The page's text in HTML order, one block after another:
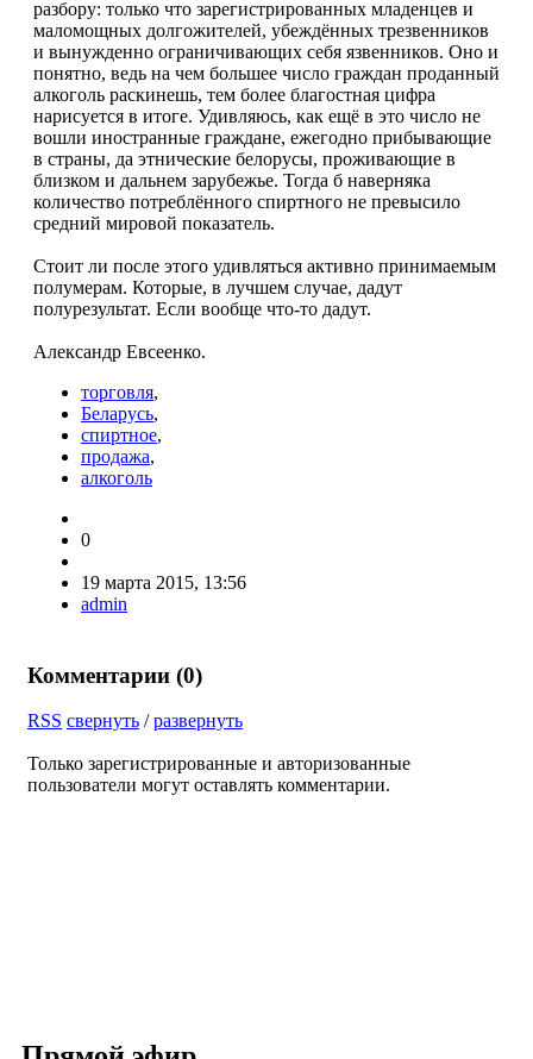
разбору: только что зарегистри­рованных младенцев и
маломощных долгожи­телей, убеждённых трезвенников
и вынужденно ограничивающих себя язвенников. Оно и
понят­но, ведь на чем большее число граждан продан­ный
алкоголь раскинешь, тем более благостная цифра
нарисуется в итоге. Удивляюсь, как ещё в это число не
вошли иностранные граждане, еже­годно прибывающие
в страны, да этнические бе­лорусы, проживающие в
близком и дальнем за­рубежье. Тогда б наверняка
количество потре­блённого спиртного не превысило
средний ми­ровой показатель.
Стоит ли после этого удивляться активно при­нимаемым
полумерам. Которые, в лучшем случае, дадут
полурезультат. Если вообще что-то дадут.
Александр Евсеенко.
торговля,
Беларусь,
спиртное,
продажа,
алкоголь
0
19 марта 2015, 13:56
admin
Комментарии (0)
RSS свернуть /развернуть
Только зарегистрированные и авторизованные
пользователи могут оставлять комментарии.